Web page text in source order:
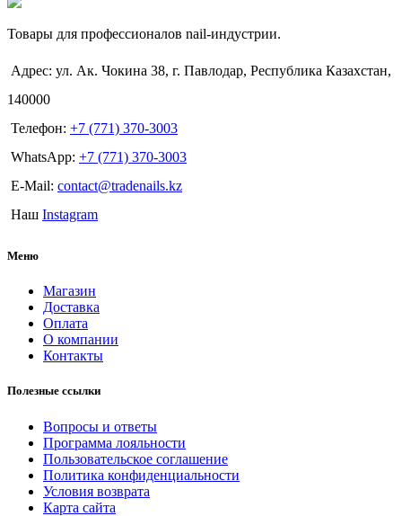
Товары для профессионалов nail-индустрии.
Адрес: ул. Ак. Чокина 38, г. Павлодар, Республика Казахстан,
140000
Телефон: +7 (771) 370-3003
WhatsApp: +7 (771) 370-3003
E-Mail: contact@tradenails.kz
Наш Instagram
Меню
Магазин
Доставка
Оплата
О компании
Контакты
Полезные ссылки
Вопросы и ответы
Программа лояльности
Пользовательское соглашение
Политика конфиденциальности
Условия возврата
Карта сайта